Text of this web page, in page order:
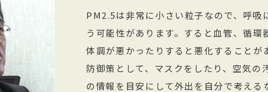
PM2.5は非常に小さい粒子なので、呼吸
う可能性があります。すると血管、循環
体調が悪かったりすると悪化することが
防御策として、マスクをしたり、空気
の情報を目安にして外出を自分で考える